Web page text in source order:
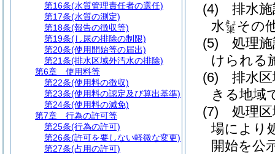
(4)
排水
水 渠
きょ その
(5)
処理
けられる
(6)
排水
きる地域
(7)
処理
場により
開始を公
第16条(水質管理責任者の選任)
第17条(水質の測定)
第18条(報告の徴収等)
第19条(し尿の排除の制限)
第20条(使用開始等の届出)
第21条(排水区域外汚水の排除)
第6章
使用料等
第22条(使用料の徴収)
第23条(使用料の認定及び算出基準)
第24条(使用料の減免)
第7章
行為の許可等
第25条(行為の許可)
第26条(許可を要しない軽微な変更)
第27条(占用の許可)